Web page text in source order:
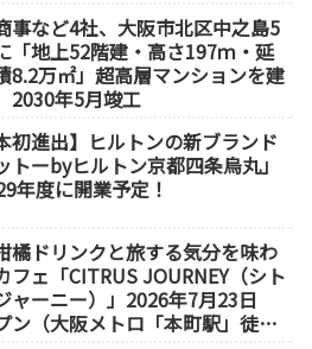
事など4社、大阪市北区中之島5
「地上52階建・高さ197ｍ・延
8.2万㎡」超高層マンションを建
2030年5月竣工
初進出】ヒルトンの新ブランド
トーbyヒルトン京都四条烏丸」
年度に開業予定！
橘ドリンクと旅する気分を味わ
フェ「CITRUS JOURNEY（シト
ャーニー）」2026年7月23日
ン（大阪メトロ「本町駅」徒歩